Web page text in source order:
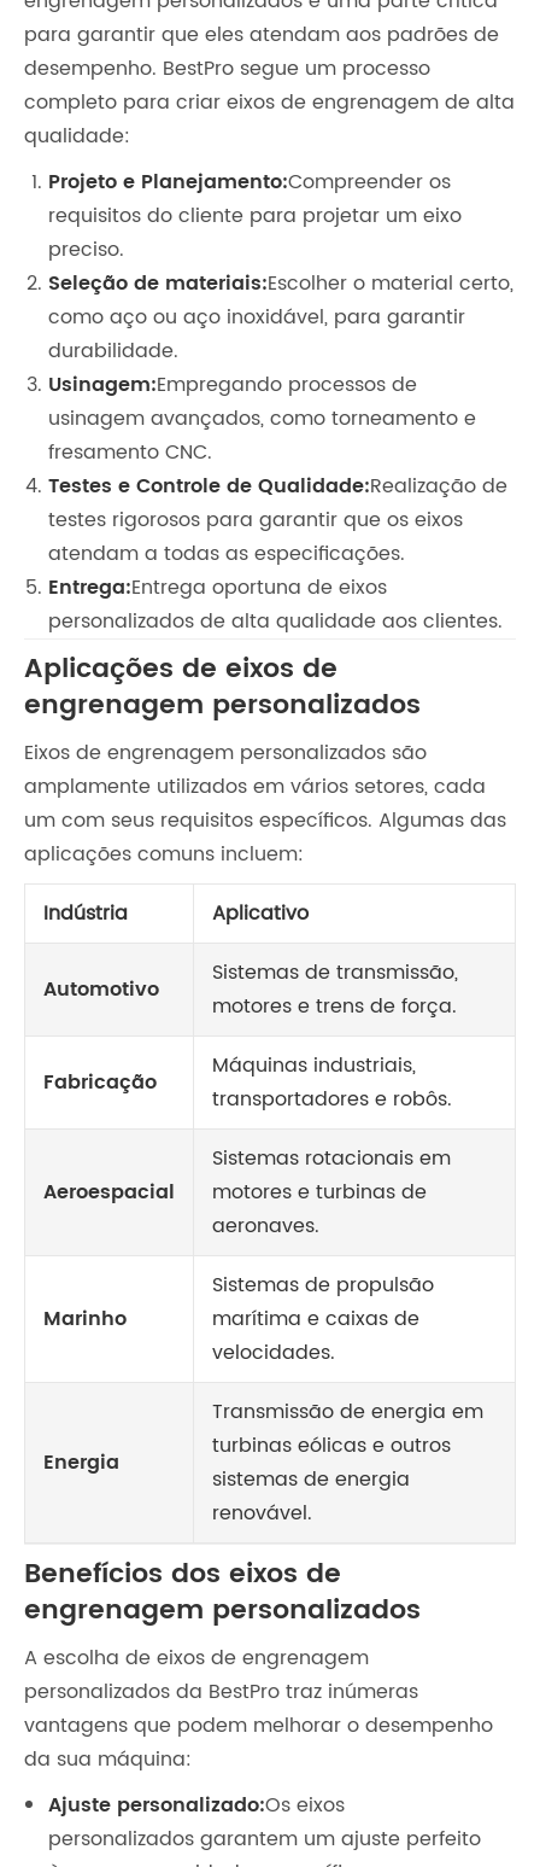
para garantir que eles atendam aos padrões de
desempenho. BestPro segue um processo
completo para criar eixos de engrenagem de alta
qualidade:
Projeto e Planejamento:Compreender os
requisitos do cliente para projetar um eixo
preciso.
Seleção de materiais:Escolher o material certo,
como aço ou aço inoxidável, para garantir
durabilidade.
Usinagem:Empregando processos de
usinagem avançados, como torneamento e
fresamento CNC.
Testes e Controle de Qualidade:Realização de
testes rigorosos para garantir que os eixos
atendam a todas as especificações.
Entrega:Entrega oportuna de eixos
personalizados de alta qualidade aos clientes.
Aplicações de eixos de
engrenagem personalizados
Eixos de engrenagem personalizados são
amplamente utilizados em vários setores, cada
um com seus requisitos específicos. Algumas das
aplicações comuns incluem:
Indústria
Aplicativo
Automotivo
Sistemas de transmissão,
motores e trens de força.
Fabricação
Máquinas industriais,
transportadores e robôs.
Aeroespacial
Sistemas rotacionais em
motores e turbinas de
aeronaves.
Marinho
Sistemas de propulsão
marítima e caixas de
velocidades.
Energia
Transmissão de energia em
turbinas eólicas e outros
sistemas de energia
renovável.
Benefícios dos eixos de
engrenagem personalizados
A escolha de eixos de engrenagem
personalizados da BestPro traz inúmeras
vantagens que podem melhorar o desempenho
da sua máquina:
Ajuste personalizado:Os eixos
personalizados garantem um ajuste perfeito